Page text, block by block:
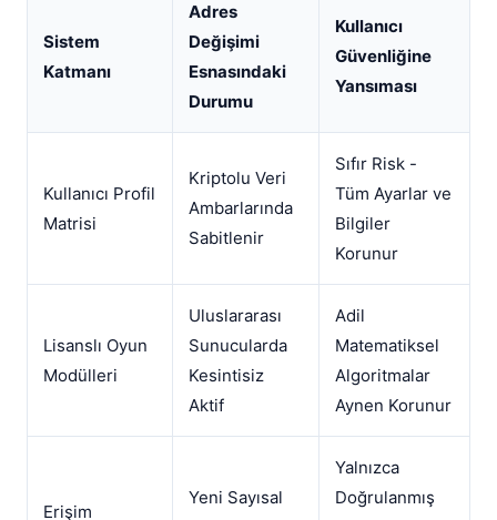
Sistem
Katmanı
Adres
Değişimi
Esnasındaki
Durumu
Kullanıcı
Güvenliğine
Yansıması
Kullanıcı Profil
Matrisi
Kriptolu Veri
Ambarlarında
Sabitlenir
Sıfır Risk -
Tüm Ayarlar ve
Bilgiler
Korunur
Lisanslı Oyun
Modülleri
Uluslararası
Sunucularda
Kesintisiz
Aktif
Adil
Matematiksel
Algoritmalar
Aynen Korunur
Erişim
Yeni Sayısal
Yalnızca
Doğrulanmış